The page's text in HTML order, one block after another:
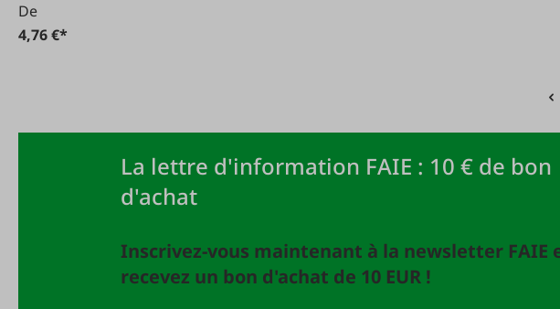
De
4,76 €*
La lettre d'information FAIE : 10 € de bon
d'achat
Inscrivez-vous maintenant à la newsletter FAIE
recevez un bon d'achat de 10 EUR !